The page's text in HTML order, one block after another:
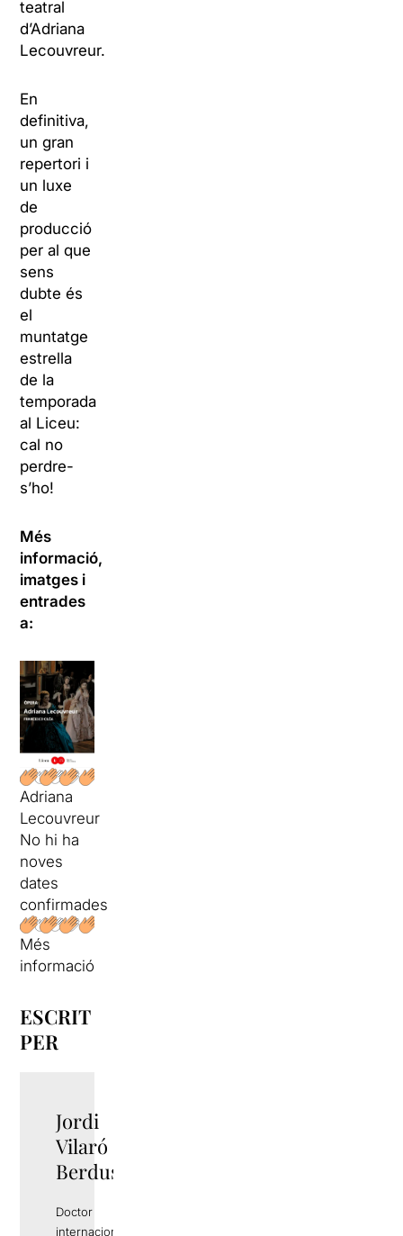
teatral
d’Adriana
Lecouvreur.
En
definitiva,
un gran
repertori i
un luxe
de
producció
per al que
sens
dubte és
el
muntatge
estrella
de la
temporada
al Liceu:
cal no
perdre-
s’ho!
Més
informació,
imatges i
entrades
a:
Adriana
Lecouvreur
No hi ha
noves
dates
confirmades
Més
informació
ESCRIT
PER
Jordi
Vilaró
Berdusan
Doctor
internacional